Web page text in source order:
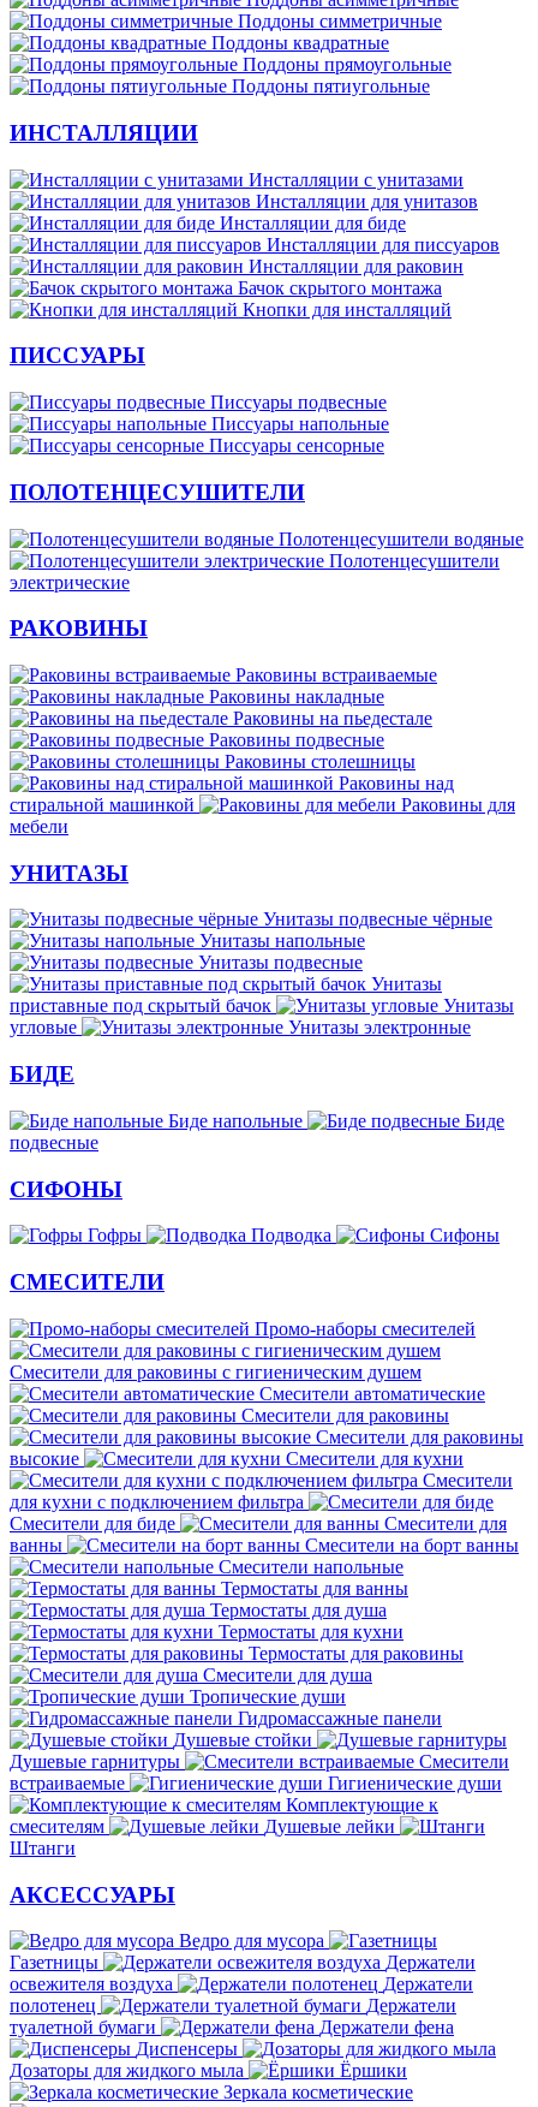
Поддоны симметричные
Поддоны квадратные
Поддоны прямоугольные
Поддоны пятиугольные
ИНСТАЛЛЯЦИИ
Инсталляции с унитазами
Инсталляции для унитазов
Инсталляции для биде
Инсталляции для писсуаров
Инсталляции для раковин
Бачок скрытого монтажа
Кнопки для инсталляций
ПИССУАРЫ
Писсуары подвесные
Писсуары напольные
Писсуары сенсорные
ПОЛОТЕНЦЕСУШИТЕЛИ
Полотенцесушители водяные
Полотенцесушители
электрические
РАКОВИНЫ
Раковины встраиваемые
Раковины накладные
Раковины на пьедестале
Раковины подвесные
Раковины столешницы
Раковины над
стиральной машинкой
Раковины для
мебели
УНИТАЗЫ
Унитазы подвесные чёрные
Унитазы напольные
Унитазы подвесные
Унитазы
приставные под скрытый бачок
Унитазы
угловые
Унитазы электронные
БИДЕ
Биде напольные
Биде
подвесные
СИФОНЫ
Гофры Подводка Сифоны
СМЕСИТЕЛИ
Промо-наборы смесителей
Смесители для раковины с гигиеническим душем
Смесители автоматические
Смесители для раковины
Смесители для раковины
высокие
Смесители для кухни
Смесители
для кухни с подключением фильтра
Смесители для биде
Смесители для
ванны
Смесители на борт ванны
Смесители напольные
Термостаты для ванны
Термостаты для душа
Термостаты для кухни
Термостаты для раковины
Смесители для душа
Тропические души
Гидромассажные панели
Душевые стойки
Душевые гарнитуры
Смесители
встраиваемые
Гигиенические души
Комплектующие к
смесителям
Душевые лейки
Штанги
АКСЕССУАРЫ
Ведро для мусора
Газетницы
Держатели
освежителя воздуха
Держатели
полотенец
Держатели
туалетной бумаги
Держатели фена
Диспенсеры
Дозаторы для жидкого мыла
Ёршики
Зеркала косметические